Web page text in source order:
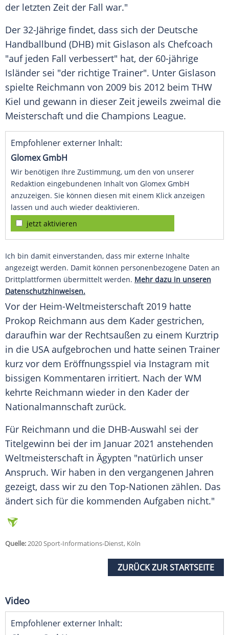
der letzten Zeit der Fall war."
Der 32-Jährige findet, dass sich der Deutsche
Handballbund (DHB) mit Gislason als Chefcoach
"auf jeden Fall verbessert" hat, der 60-jährige
Isländer sei "der richtige Trainer". Unter Gislason
spielte Reichmann von 2009 bis 2012 beim THW
Kiel und gewann in dieser Zeit jeweils zweimal die
Meisterschaft und die Champions League.
Empfohlener externer Inhalt:
Glomex GmbH
Wir benötigen Ihre Zustimmung, um den von unserer
Redaktion eingebundenen Inhalt von Glomex GmbH
anzuzeigen. Sie können diesen mit einem Klick anzeigen
lassen und auch wieder deaktivieren.
jetzt aktivieren
Ich bin damit einverstanden, dass mir externe Inhalte
angezeigt werden. Damit können personenbezogene Daten an
Drittplattformen übermittelt werden. Mehr dazu in unseren
Datenschutzhinweisen.
Vor der Heim-Weltmeisterschaft 2019 hatte
Prokop Reichmann aus dem Kader gestrichen,
daraufhin war der Rechtsaußen zu einem Kurztrip
in die USA aufgebrochen und hatte seinen Trainer
kurz vor dem Eröffnungsspiel via Instagram mit
bissigen Kommentaren irritiert. Nach der WM
kehrte Reichmann wieder in den Kader der
Nationalmannschaft zurück.
Für Reichmann und die DHB-Auswahl sei der
Titelgewinn bei der im Januar 2021 anstehenden
Weltmeisterschaft in Ägypten "natürlich unser
Anspruch. Wir haben in den vergangenen Jahren
gezeigt, dass wir zu den Top-Nationen zählen. Das
ändert sich für die kommenden Aufgaben nicht."
Quelle:2020 Sport-Informations-Dienst, Köln
ZURÜCK ZUR STARTSEITE
Video
Empfohlener externer Inhalt: